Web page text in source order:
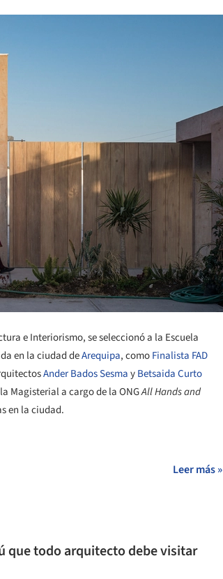
e Interiorismo, se seleccionó a la Escuela
en la ciudad deArequipa, comoFinalista FAD
Ander Bados SesmayBetsaida Curto
Magisterial a cargo de la ONGAll Hands and
en la ciudad.
Leer más »
que todo arquitecto debe visitar